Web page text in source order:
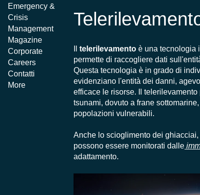
Emergency &
Crisis
Management
Magazine
Corporate
Careers
Contatti
More
Iltelerilevamento è una tecnologia
permette di raccogliere dati
Questa tecnologia è in grado di
evidenziano l'entità dei danni,
efficace le risorse. Il
tsunami, dovuto a frane
popolazioni vulnerabili.
Anche lo scioglimento dei
possono essere monitorati dalle
adattamento.